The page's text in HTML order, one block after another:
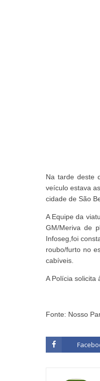
Na tarde deste
veículo estava
cidade de São
A Equipe da
GM/Meriva de
Infoseg,foi
roubo/furto no
cabíveis.
A Polícia solicita
Fonte: Nosso